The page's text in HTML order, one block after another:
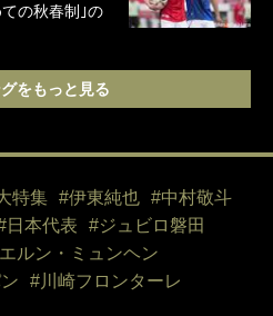
の秋春制｣の
をもっと見る
特集 #伊東純也
#中村敬斗
日本代表
#ジュビロ磐田
ルン・ミュンヘン
#川崎フロンターレ